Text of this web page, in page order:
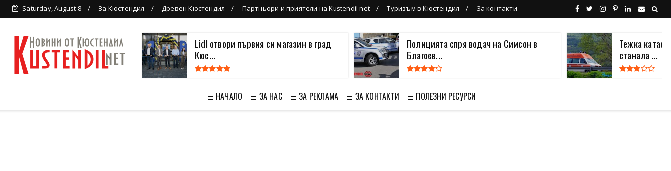
Saturday, August 8 За Кюстендил Древен Кюстендил Партньори и приятели на Kustendil net Туризъм в Кюстендил За контакти
Lidl отвори първия си магазин в град
Кюс...
Полицията спря водач на Симсон в
Благоев...
Тежка
станала ...
≣ НАЧАЛО ≣ ЗА НАС ≣ ЗА РЕКЛАМА ≣ ЗА КОНТАКТИ ≣ ПОЛЕЗНИ РЕСУРСИ